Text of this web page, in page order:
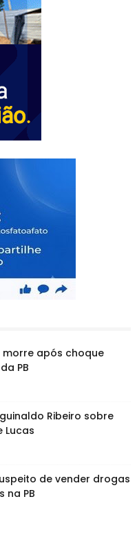
morre após choque
PB
Ribeiro sobre
Lucas
de vender drogas
na PB